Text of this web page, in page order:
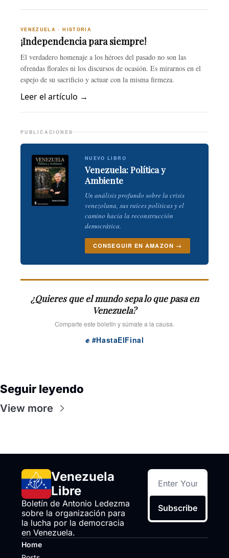
VENEZUELA · HISTORIA
¡Independencia para siempre!
El verdadero homenaje a los héroes del pasado no son las
ofrendas florales ni los discursos de ocasión. Es mirarnos en el
espejo de su sacrificio y actuar con la misma firmeza.
Leer el artículo →
PUBLICACIONES
NUEVO LIBRO
Venezuela: Política y
Ambiente
Un análisis profundo sobre la crisis
venezolana, sus raíces políticas y el
camino hacia la reconstrucción
democrática.
CONSEGUIR EN AMAZON →
¿Quieres que el mundo sepa lo que pasa en
Venezuela?
Comparte este boletín y súmate a la causa.
✊ #HastaElFinal
Seguir leyendo
View more
Venezuela
Libre
Boletín de Antonio Ledezma
sobre la organización para
la lucha por la democracia
en Venezuela.
Subscribe
Home